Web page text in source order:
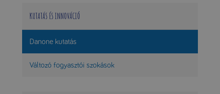
KUTATÁS ÉS INNOVÁCIÓ
Danone kutatás
Változó fogyasztói szokások